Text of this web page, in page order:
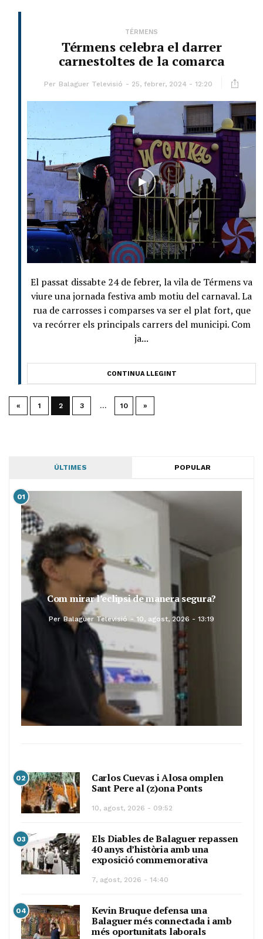
TÉRMENS
Térmens celebra el darrer
carnestoltes de la comarca
Per Balaguer Televisió 25, febrer, 2024 - 12:20
El passat dissabte 24 de febrer, la vila de Térmens va
viure una jornada festiva amb motiu del carnaval. La
rua de carrosses i comparses va ser el plat fort, que
va recórrer els principals carrers del municipi. Com
ja...
CONTINUA LLEGINT
« 1 2 3 … 10 »
ÚLTIMES POPULAR
01
Com mirar l’eclipsi de manera segura?
Per Balaguer Televisió 10, agost, 2026 - 13:19
02
Carlos Cuevas i Alosa omplen
Sant Pere al (z)ona Ponts
10, agost, 2026 - 09:52
03
Els Diables de Balaguer repassen
40 anys d’història amb una
exposició commemorativa
7, agost, 2026 - 14:40
04
Kevin Bruque defensa una
Balaguer més connectada i amb
més oportunitats laborals